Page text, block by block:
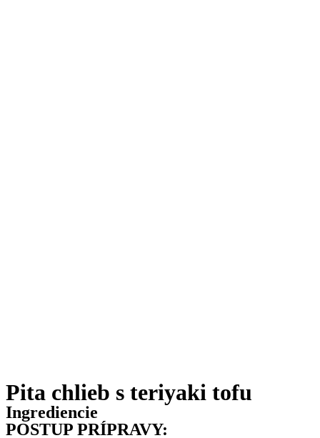
Pita chlieb s teriyaki tofu
Ingrediencie
POSTUP PRÍPRAVY: